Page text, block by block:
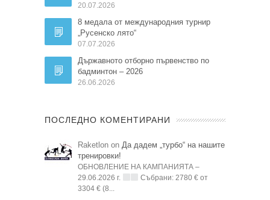
20.07.2026
8 медала от международния турнир
„Русенско лято“
07.07.2026
Държавното отборно първенство по
бадминтон – 2026
26.06.2026
ПОСЛЕДНО КОМЕНТИРАНИ
Raketlon on Да дадем „турбо“ на нашите
тренировки!
ОБНОВЛЕНИЕ НА КАМПАНИЯТА –
29.06.2026 г.
Събрани: 2780 € от
3304 € (8...